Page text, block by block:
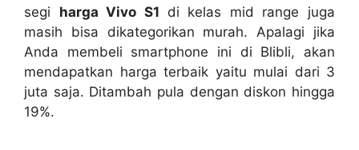
segi harga Vivo S1 di kelas mid range juga
masih bisa dikategorikan murah. Apalagi jika
Anda membeli smartphone ini di Blibli, akan
mendapatkan harga terbaik yaitu mulai dari 3
juta saja. Ditambah pula dengan diskon hingga
19%.